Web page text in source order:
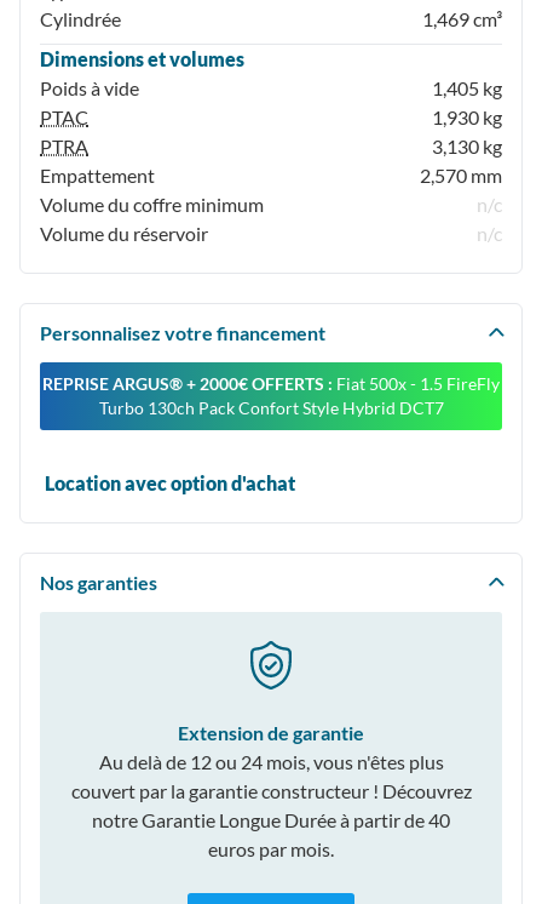
Cylindrée
1,469 cm³
Dimensions et volumes
Poids à vide
1,405 kg
PTAC
1,930 kg
PTRA
3,130 kg
Empattement
2,570 mm
Volume du coffre minimum
n/c
Volume du réservoir
n/c
Personnalisez votre financement
REPRISE ARGUS®️ + 2000€ OFFERTS : Fiat 500x - 1.5 FireFly
Turbo 130ch Pack Confort Style Hybrid DCT7
Location avec option d'achat
Nos garanties
Extension de garantie
Au delà de 12 ou 24 mois, vous n'êtes plus
couvert par la garantie constructeur ! Découvrez
notre Garantie Longue Durée à partir de 40
euros par mois.